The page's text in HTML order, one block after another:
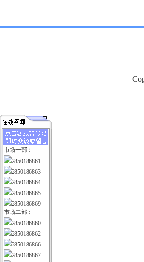
市场一部：
2850186861
2850186863
2850186864
2850186865
2850186869
市场二部：
2850186860
2850186862
2850186866
2850186867